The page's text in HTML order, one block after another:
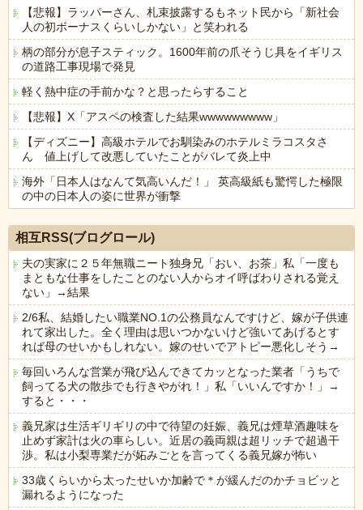
【悲報】ラッパーさん、札束披露するもネット民から「新社会
人の初ボーナスくらいしかない」と笑われる
柄の部分が息子スティック。1600年前の爪そうじ具をイギリス
の道路工事現場で発見
軽く熱中症の手前かな？と思ったらすること
【悲報】X「アスペの検査した結果wwwwwwwww」
【ディズニー】高級ホテルでお馴染みのホテルミラコスタさ
ん 値上げして改悪していたことがバレて炎上中
海外「日本人はなんて気高いんだ！」 英高級紙も驚愕した極限
の中の日本人の姿に世界が衝撃
相互RSS(ブログロール)
夫の実家に２５年無職ニート独身兄「おい、お茶」私「一度も
まともな仕事をしたことのない人からオイ呼ばわりされる覚え
ない」→結果
2/6私、結婚したい職業NO.1の公務員なんですけど、嫁が子供連
れて家出した。全く理由は思いつかないけど強いてあげるとす
れば母のせいかもしれない。嫁のせいでアトピー悪化しそう→
毎回いろんな営業が飛び込んできてカッとなった業者「うちで
飼ってる犬の散歩でも行きやがれ！」私「いいんですか！」→
すると・・・
義兄家は生活ギリギリの中で待望の妊娠、義兄は煙草酒趣味を
止めず家計は火の車らしい。近居の義両親は超リッチで超過干
渉。私は小梨専業だが妬みごとを言ってくる義兄嫁が怖い
33歳くらいから太ったせいか加齢で＊が緩んだのかチョビッと
漏れるようになった